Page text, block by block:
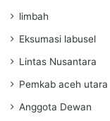
limbah
Eksumasi labusel
Lintas Nusantara
Pemkab aceh utara
Anggota Dewan